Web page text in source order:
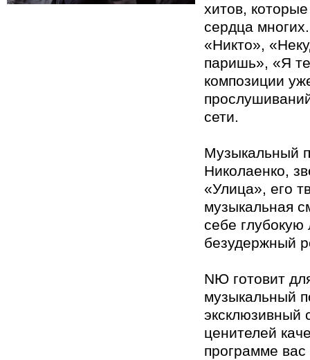
хитов,
сердца
«Никто»,
паришь», «Я
композиции
сети.
Музыкальный
Николаенко,
«Улица», его
музыкальная
себе глубокую
безудержный
NЮ готовит
музыкальный
эксклюзивный
ценителей
программе